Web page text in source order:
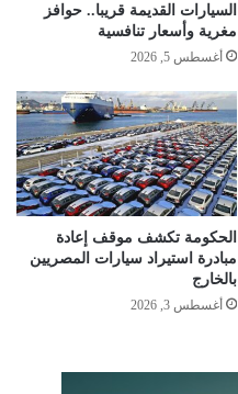
السيارات القديمة قريبا.. حوافز
مغرية وأسعار تنافسية
أغسطس 5, 2026
الحكومة تكشف موقف إعادة
مبادرة استيراد سيارات المصريين
بالخارج
أغسطس 3, 2026